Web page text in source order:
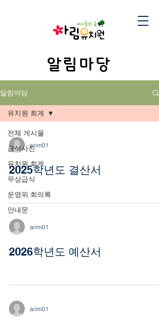
알림마당
알림마당
전체 게시물
급식사진
유치원 회계
무상급식
운영위 회의록
안내문
유치원 회계
arim01
2025학년도 결산서
arim01
2026학년도 예산서
arim01